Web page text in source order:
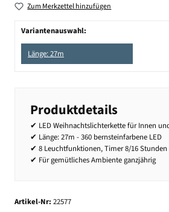
Zum Merkzettel hinzufügen
Variantenauswahl:
Länge: 27m
Produktdetails
✔ LED Weihnachtslichterkette für Innen
✔ Länge: 27m - 360 bernsteinfarbene LED
✔ 8 Leuchtfunktionen, Timer 8/16 Stunden
✔ Für gemütliches Ambiente ganzjährig
Artikel-Nr: 22577